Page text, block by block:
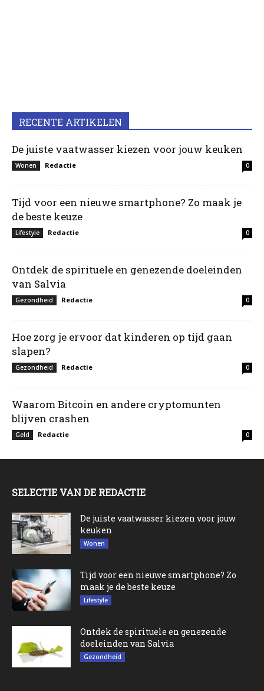
RECENTE ARTIKELEN
De juiste vaatwasser kiezen voor jouw keuken
Wonen Redactie 0
Tijd voor een nieuwe smartphone? Zo maak je
de beste keuze
Lifestyle Redactie 0
Ontdek de spirituele en genezende doeleinden
van Salvia
Gezondheid Redactie 0
Hoe zorg je ervoor dat kinderen op tijd gaan
slapen?
Gezondheid Redactie 0
Waarom Bitcoin en andere cryptomunten
blijven crashen
Geld Redactie 0
SELECTIE VAN DE REDACTIE
De juiste vaatwasser kiezen voor jouw
keuken
Wonen
Tijd voor een nieuwe smartphone? Zo
maak je de beste keuze
Lifestyle
Ontdek de spirituele en genezende
doeleinden van Salvia
Gezondheid